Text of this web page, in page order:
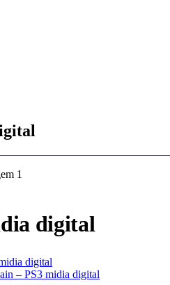
digital
digital
– PS3 midia digital